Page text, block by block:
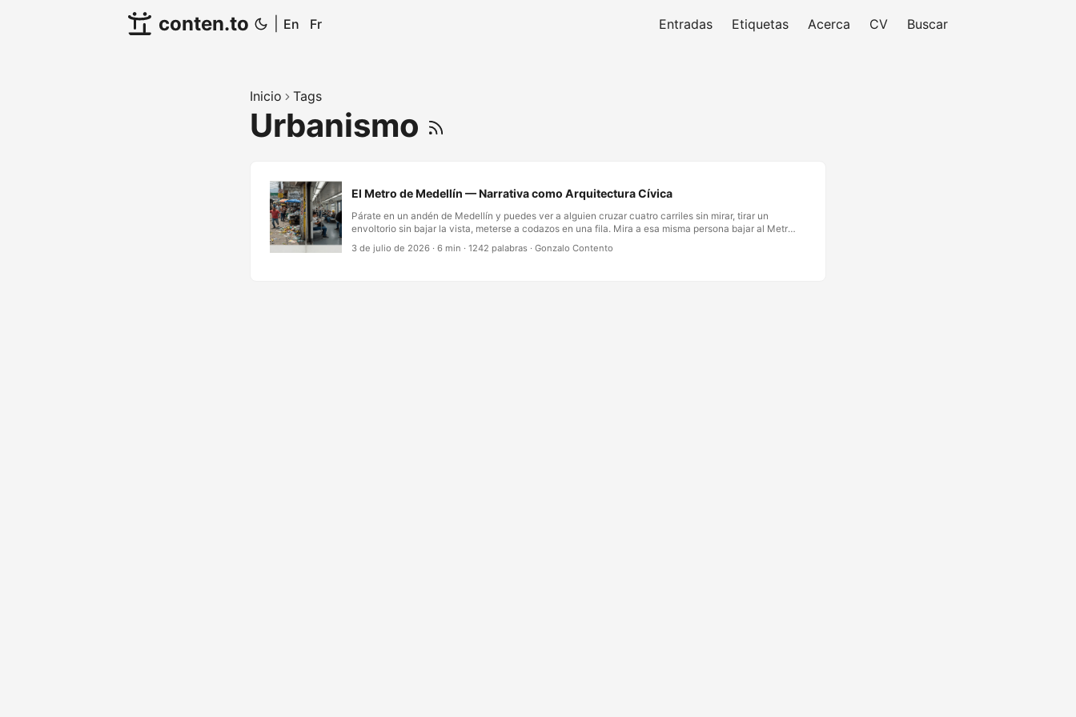
conten.to En Fr Entradas Etiquetas Acerca CV Buscar
Inicio Tags
Urbanismo
El Metro de Medellín — Narrativa como Arquitectura Cívica
Párate en un andén de Medellín y puedes ver a alguien cruzar cuatro carriles sin mirar, tirar un
envoltorio sin bajar la vista, meterse a codazos en una fila. Mira a esa misma persona bajar al Metro
tres minutos después y hace fila. Se queda callada. Le cede el puesto a un desconocido mayor que
ella. Trata una caja de acero rodante como un lugar de culto. Nada de su carácter cambió en lo que
3 de julio de 2026 · 6 min · 1242 palabras · Gonzalo Contento